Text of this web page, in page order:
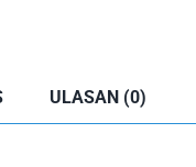
ULASAN (0)